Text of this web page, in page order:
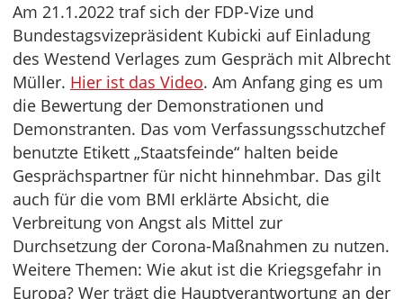
Am 21.1.2022 traf sich der FDP-Vize und
Bundestagsvizepräsident Kubicki auf Einladung
des Westend Verlages zum Gespräch mit Albrecht
Müller. Hier ist das Video. Am Anfang ging es um
die Bewertung der Demonstrationen und
Demonstranten. Das vom Verfassungsschutzchef
benutzte Etikett „Staatsfeinde“ halten beide
Gesprächspartner für nicht hinnehmbar. Das gilt
auch für die vom BMI erklärte Absicht, die
Verbreitung von Angst als Mittel zur
Durchsetzung der Corona-Maßnahmen zu nutzen.
Weitere Themen: Wie akut ist die Kriegsgefahr in
Europa? Wer trägt die Hauptverantwortung an der